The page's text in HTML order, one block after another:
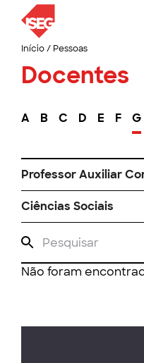
Início/ Pessoas
Docentes
A B C D E F G
Professor Auxiliar
Ciências Sociais
Não foram